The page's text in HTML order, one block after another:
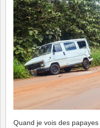
Quand je vois des